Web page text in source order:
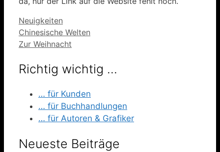
Kategorien
Neuigkeiten
Chinesische Welten
Zur Weihnacht
Richtig wichtig …
… für Kunden
… für Buchhandlungen
… für Autoren & Grafiker
Neueste Beiträge